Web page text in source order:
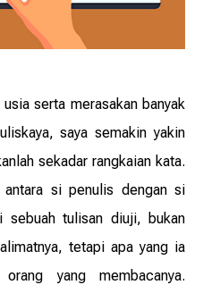
serta merasakan banyak
saya semakin yakin
sekadar rangkaian kata.
si penulis dengan si
sebuah tulisan diuji, bukan
tetapi apa yang ia
yang membacanya.